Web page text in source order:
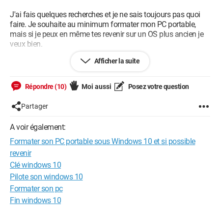
J'ai fais quelques recherches et je ne sais toujours pas quoi
faire. Je souhaite au minimum formater mon PC portable,
mais si je peux en même tes revenir sur un OS plus ancien je
veux bien.
Merci d'avance, j'ai bien besoin d'aide sur ce coup là.
Afficher la suite
Répondre (10) Moi aussi Posez votre question
Partager
A voir également:
Formater son PC portable sous Windows 10 et si possible
revenir
Clé windows 10
Pilote son windows 10
Formater son pc
Fin windows 10